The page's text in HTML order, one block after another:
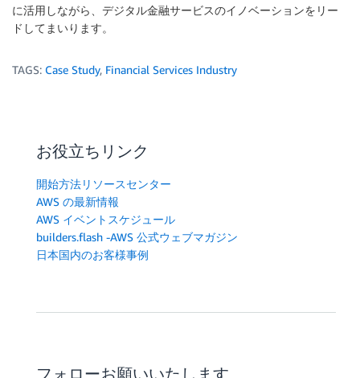
に活用しながら、デジタル金融サービスのイノベーションをリー
ドしてまいります。
TAGS: Case Study, Financial Services Industry
お役立ちリンク
開始方法リソースセンター
AWS の最新情報
AWS イベントスケジュール
builders.flash -AWS 公式ウェブマガジン
日本国内のお客様事例
フォローお願いいたします